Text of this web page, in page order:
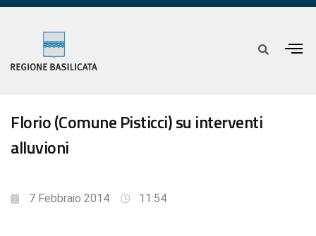
Florio (Comune Pisticci) su interventi
alluvioni
7 Febbraio 2014 11:54